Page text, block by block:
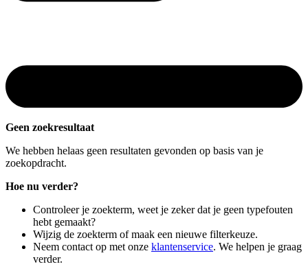
Geen zoekresultaat
We hebben helaas geen resultaten gevonden op basis van je
zoekopdracht.
Hoe nu verder?
Controleer je zoekterm, weet je zeker dat je geen typefouten
hebt gemaakt?
Wijzig de zoekterm of maak een nieuwe filterkeuze.
Neem contact op met onze klantenservice. We helpen je graag
verder.